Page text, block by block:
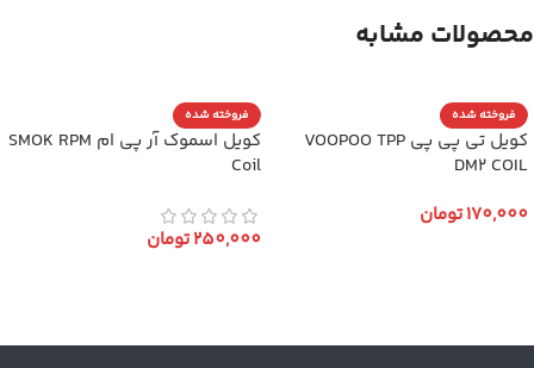
محصولات مشابه
فروخته شده
کویل تی پی پی VOOPOO TPP
DM2 COIL
170,000تومان
فروخته شده
کویل اسموک آر پی ام SMOK RPM
Coil
250,000تومان